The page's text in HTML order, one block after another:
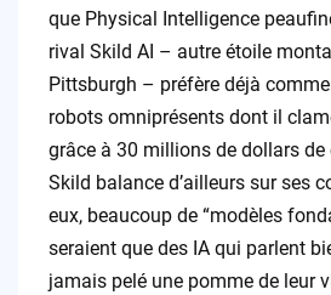
que Physical Intelligence
rival Skild AI – autre étoile
Pittsburgh – préfère déjà
robots omniprésents dont il
grâce à 30 millions de dollars de
Skild balance d’ailleurs sur ses
eux, beaucoup de “modèles
seraient que des IA qui parlent
jamais pelé une pomme de leur